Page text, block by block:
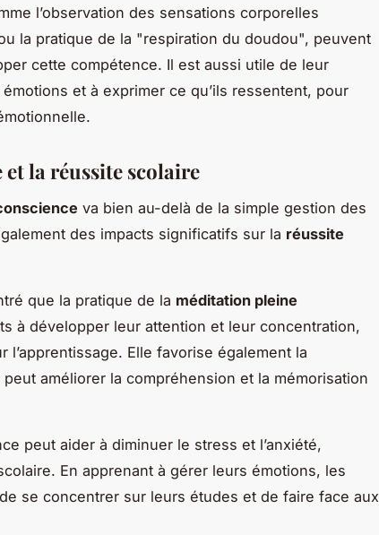
l’observation des sensations corporelles
la pratique de la "respiration du doudou", peuvent
cette compétence. Il est aussi utile de leur
et à exprimer ce qu’ils ressentent, pour
la réussite scolaire
va bien au-delà de la simple gestion des
des impacts significatifs sur la réussite
que la pratique de la méditation pleine
à développer leur attention et leur concentration,
l’apprentissage. Elle favorise également la
peut améliorer la compréhension et la mémorisation
peut aider à diminuer le stress et l’anxiété,
En apprenant à gérer leurs émotions, les
se concentrer sur leurs études et de faire face aux